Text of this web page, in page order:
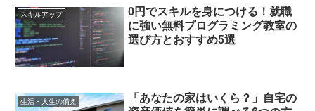
スキルアップ
0円でスキルを身につける！就職
に強い無料プログラミング教室の
選び方とおすすめ5選
生活・人生の備え
「あなたの家はいくら？」自宅の